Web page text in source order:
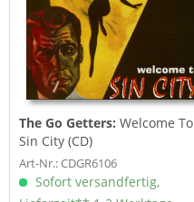
The Go Getters: Welcome To
Sin City (CD)
Art-Nr.: CDGR6106
Sofort versandfertig,